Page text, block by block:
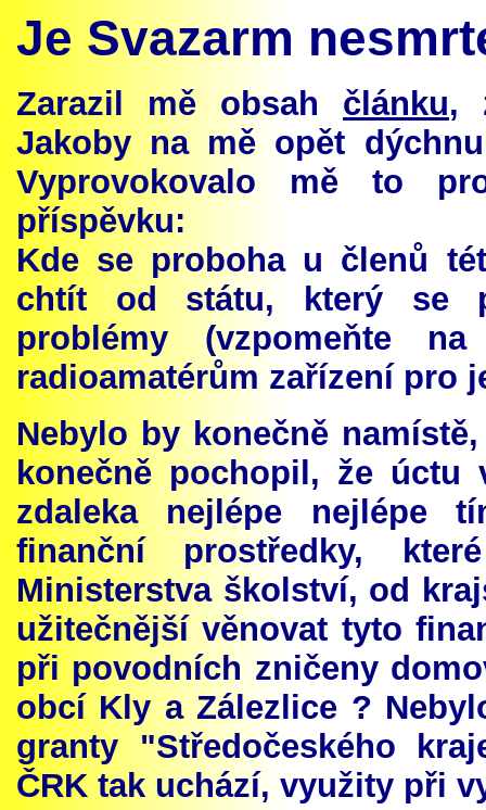
Je Svazarm
Zarazil mě obsah článku,
Jakoby na mě opět
Vyprovokovalo mě to
příspěvku:
Kde se proboha u členů
chtít od státu, který se
problémy (vzpomeňte
radioamatérům zařízení pro
Nebylo by konečně
konečně pochopil, že
zdaleka nejlépe nejlépe
finanční prostředky,
Ministerstva školství, od
užitečnější věnovat tyto
při povodních zničeny
obcí Kly a Zálezlice ?
granty "Středočeského
ČRK tak uchází, využity při